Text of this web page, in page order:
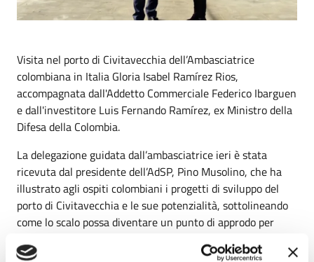
Visita nel porto di Civitavecchia dell’Ambasciatrice
colombiana in Italia Gloria Isabel Ramírez Rios,
accompagnata dall'Addetto Commerciale Federico Ibarguen
e dall'investitore Luis Fernando Ramírez, ex Ministro della
Difesa della Colombia.
La delegazione guidata dall’ambasciatrice ieri è stata
ricevuta dal presidente dell’AdSP, Pino Musolino, che ha
illustrato agli ospiti colombiani i progetti di sviluppo del
porto di Civitavecchia e le sue potenzialità, sottolineando
come lo scalo possa diventare un punto di approdo per
nel settore agroalimentare.